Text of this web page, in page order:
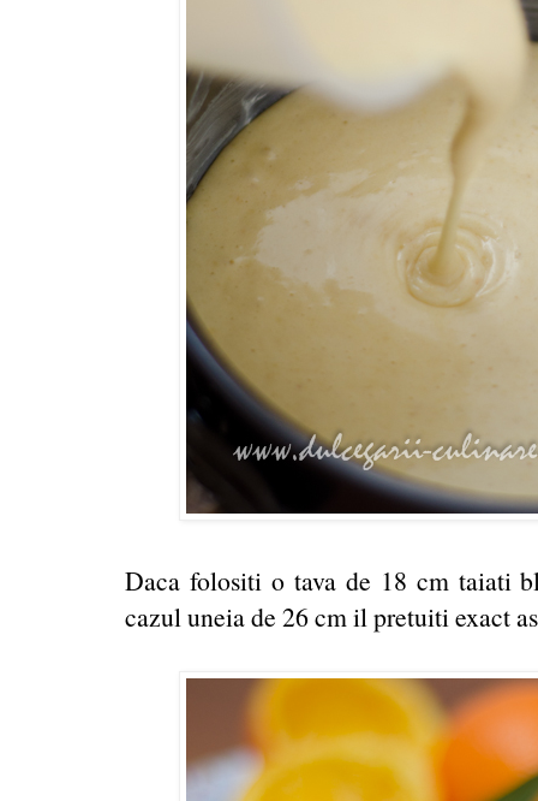
Daca folositi o tava de 18 cm taiati
cazul uneia de 26 cm il pretuiti exact